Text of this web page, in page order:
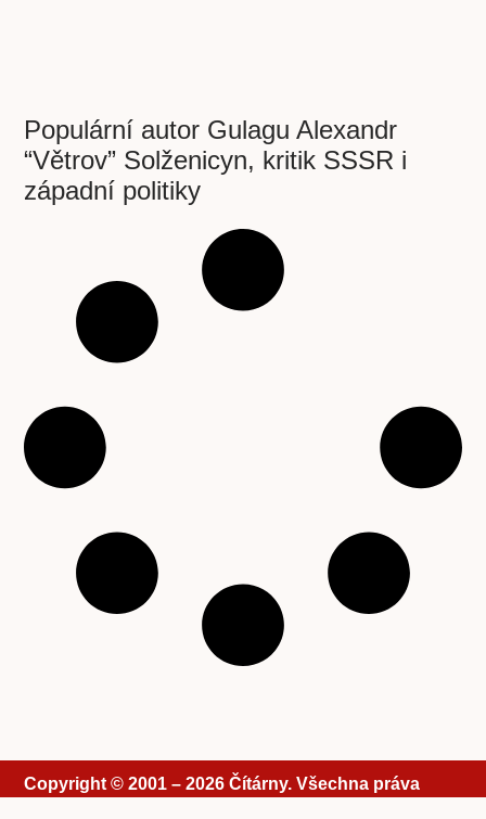
Populární autor Gulagu Alexandr
“Větrov” Solženicyn, kritik SSSR i
západní politiky
Copyright © 2001 – 2026 Čítárny. Všechna práva